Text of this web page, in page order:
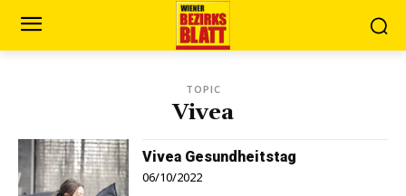
TOPIC
Vivea
Vivea Gesundheitstag
06/10/2022